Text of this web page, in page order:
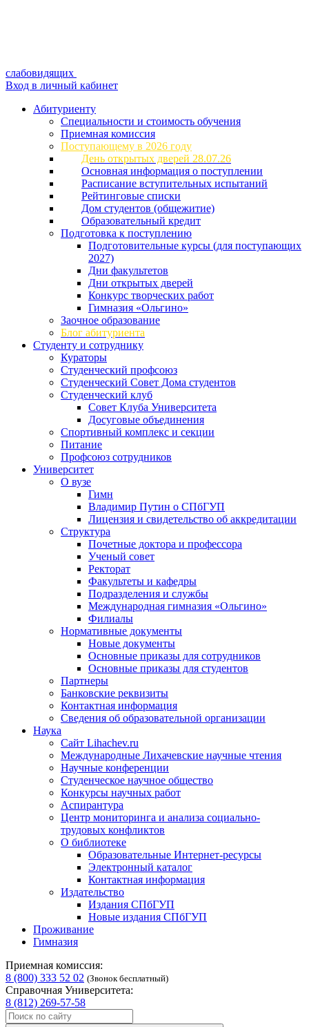
слабовидящих
Вход в личный кабинет
Абитуриенту
Специальности и стоимость обучения
Приемная комиссия
Поступающему в 2026 году
День открытых дверей 28.07.26
Основная информация о поступлении
Расписание вступительных испытаний
Рейтинговые списки
Дом студентов (общежитие)
Образовательный кредит
Подготовка к поступлению
Подготовительные курсы (для поступающих
2027)
Дни факультетов
Дни открытых дверей
Конкурс творческих работ
Гимназия «Ольгино»
Заочное образование
Блог абитуриента
Студенту и сотруднику
Кураторы
Студенческий профсоюз
Студенческий Совет Дома студентов
Студенческий клуб
Совет Клуба Университета
Досуговые объединения
Спортивный комплекс и секции
Питание
Профсоюз сотрудников
Университет
О вузе
Гимн
Владимир Путин о СПбГУП
Лицензия и свидетельство об аккредитации
Структура
Почетные доктора и профессора
Ученый совет
Ректорат
Факультеты и кафедры
Подразделения и службы
Международная гимназия «Ольгино»
Филиалы
Нормативные документы
Новые документы
Основные приказы для сотрудников
Основные приказы для студентов
Партнеры
Банковские реквизиты
Контактная информация
Сведения об образовательной организации
Наука
Сайт Lihachev.ru
Международные Лихачевские научные чтения
Научные конференции
Студенческое научное общество
Конкурсы научных работ
Аспирантура
Центр мониторинга и анализа социально-
трудовых конфликтов
О библиотеке
Образовательные Интернет-ресурсы
Электронный каталог
Контактная информация
Издательство
Издания СПбГУП
Новые издания СПбГУП
Проживание
Гимназия
Приемная комиссия:
8 (800) 333 52 02 (Звонок бесплатный)
Справочная Университета:
8 (812) 269-57-58